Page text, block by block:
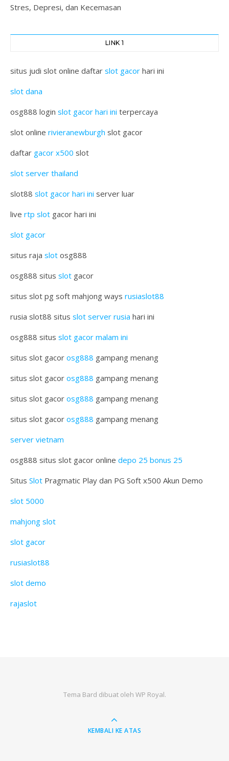
Stres, Depresi, dan Kecemasan
LINK 1
situs judi slot online daftar slot gacor hari ini
slot dana
osg888 login slot gacor hari ini terpercaya
slot online rivieranewburgh slot gacor
daftar gacor x500 slot
slot server thailand
slot88 slot gacor hari ini server luar
live rtp slot gacor hari ini
slot gacor
situs raja slot osg888
osg888 situs slot gacor
situs slot pg soft mahjong ways rusiaslot88
rusia slot88 situs slot server rusia hari ini
osg888 situs slot gacor malam ini
situs slot gacor osg888 gampang menang
situs slot gacor osg888 gampang menang
situs slot gacor osg888 gampang menang
situs slot gacor osg888 gampang menang
server vietnam
osg888 situs slot gacor online depo 25 bonus 25
Situs Slot Pragmatic Play dan PG Soft x500 Akun Demo
slot 5000
mahjong slot
slot gacor
rusiaslot88
slot demo
rajaslot
Tema Bard dibuat oleh WP Royal.
KEMBALI KE ATAS